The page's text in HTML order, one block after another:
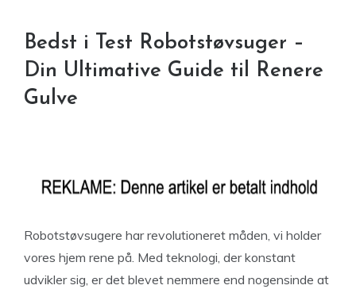
Bedst i Test Robotstøvsuger –
Din Ultimative Guide til Renere
Gulve
Robotstøvsugere har revolutioneret måden, vi holder
vores hjem rene på. Med teknologi, der konstant
udvikler sig, er det blevet nemmere end nogensinde at